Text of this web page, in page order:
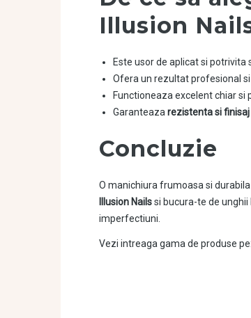
Illusion
Este usor de aplicat si potrivita
Ofera un rezultat profesional
Functioneaza excelent chiar si
Garanteazarezistenta si finisaj
Concluzie
O manichiura frumoasa si
Illusion Nailssi bucura-te de
imperfectiuni.
Vezi intreaga gama de produse pe: